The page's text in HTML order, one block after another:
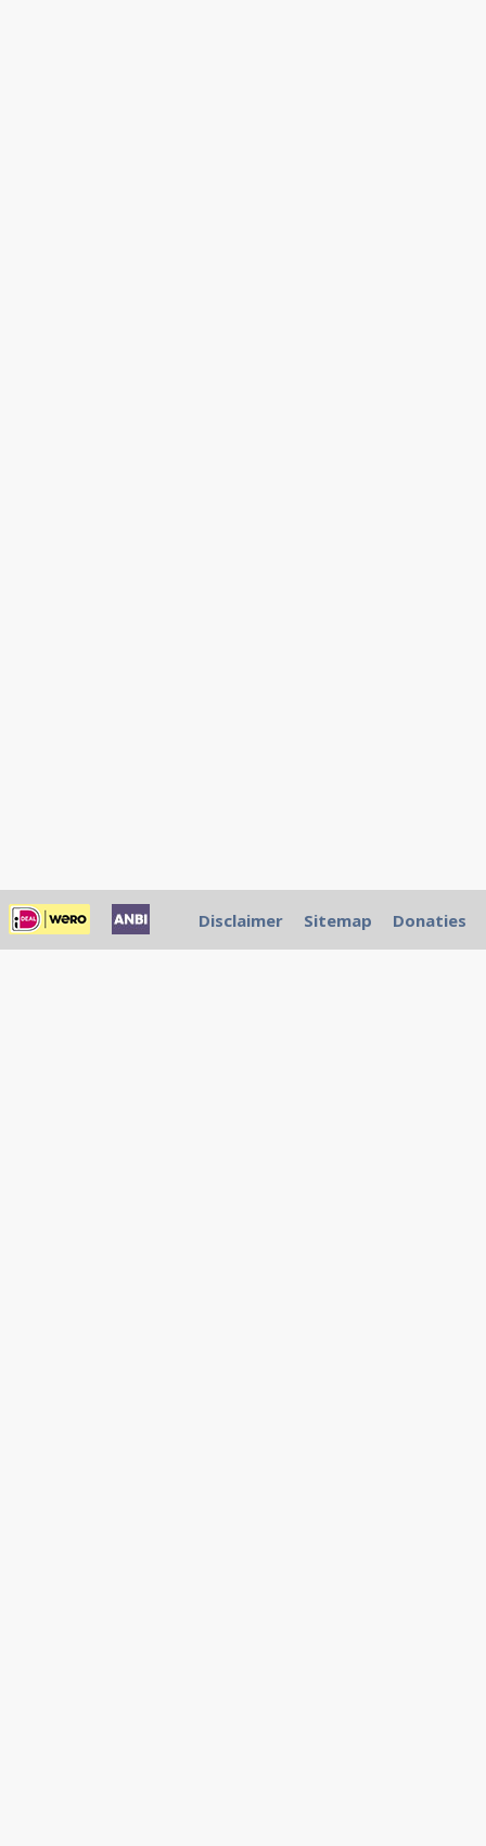
Disclaimer Sitemap Donaties